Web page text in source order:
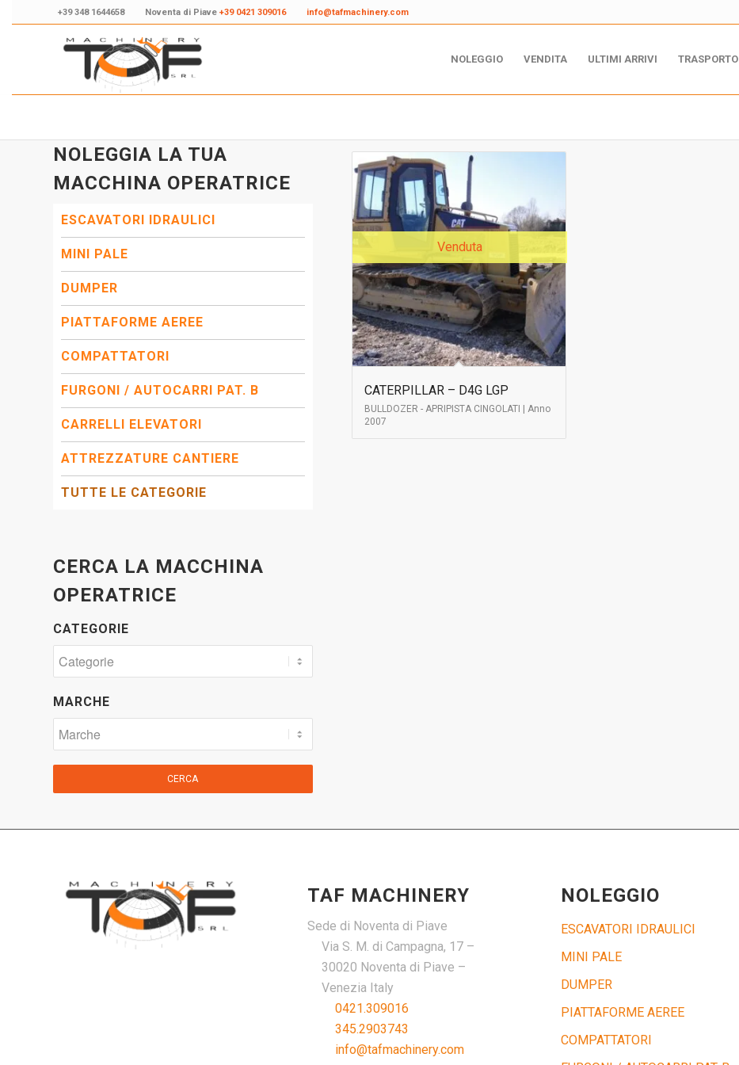
+39 348 1644658 Noventa di Piave +39 0421 309016 info@tafmachinery.com
NOLEGGIO VENDITA ULTIMI ARRIVI TRASPORTO
Venduta
CATERPILLAR – D4G LGP
BULLDOZER - APRIPISTA CINGOLATI | Anno
2007
NOLEGGIA LA TUA
MACCHINA OPERATRICE
ESCAVATORI IDRAULICI
MINI PALE
DUMPER
PIATTAFORME AEREE
COMPATTATORI
FURGONI / AUTOCARRI PAT. B
CARRELLI ELEVATORI
ATTREZZATURE CANTIERE
TUTTE LE CATEGORIE
CERCA LA MACCHINA
OPERATRICE
CATEGORIE
MARCHE
CERCA
TAF MACHINERY
Sede di Noventa di Piave
Via S. M. di Campagna, 17 –
30020 Noventa di Piave –
Venezia Italy
0421.309016
345.2903743
info@tafmachinery.com
NOLEGGIO
ESCAVATORI IDRAULICI
MINI PALE
DUMPER
PIATTAFORME AEREE
COMPATTATORI